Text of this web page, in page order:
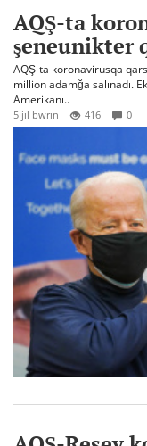
AQŞ-ta
şeneunikter
AQŞ-ta koronavirusqa
million adamğa salınadı.
Amerikanı..
5 jıl bwrın 416 0